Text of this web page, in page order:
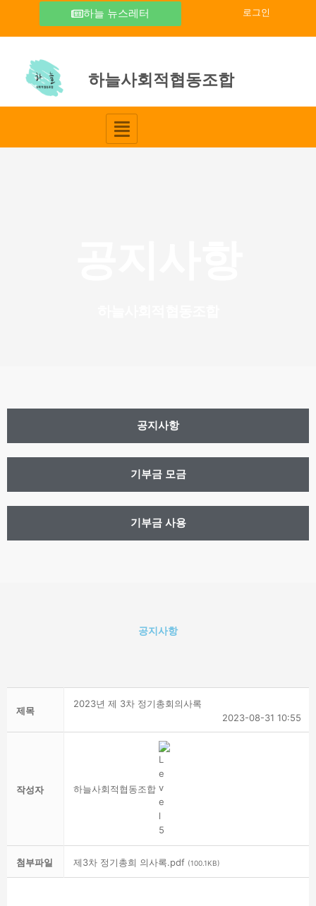
츠
하늘 뉴스레터 로그인
하늘사회적협동조합
공지사항
기부금 모금
기부금 사용
공지사항
제목
2023년 제 3차 정기총회의사록
2023-08-31 10:55
작성자 하늘사회적협동조합
첨부파일 제3차 정기총희 의사록.pdf (100.1KB)